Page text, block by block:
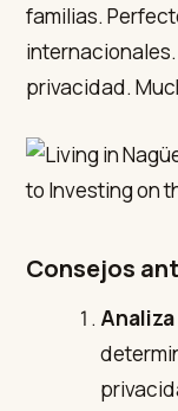
familias.
privacidad.
Consejos